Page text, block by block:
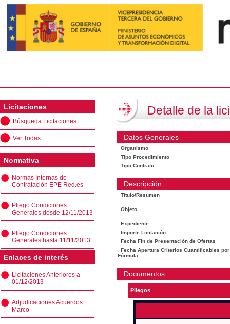
Licitaciones
Búsqueda Licitaciones
Ver Todas
Normativa
Normas Internas de
Contratación EPE Red.es
Pliego Condiciones
Generales desde 12/11/2013
Pliego Condiciones
Generales hasta 11/11/2013
Enlaces de interés
Licitaciones Anteriores a
01/12/2013
Adjudicaciones Acuerdos
Marco
Detalle de la
Datos Generales
Organismo
Tipo Procedimiento
Tipo Contrato
Descripción
Título/Resumen
Objeto
Expediente
Importe Licitación
Fecha Fin de Presentación de Ofertas
Fecha Apertura Criterios Cuantificables por
Fórmula
Documentos
Pliegos